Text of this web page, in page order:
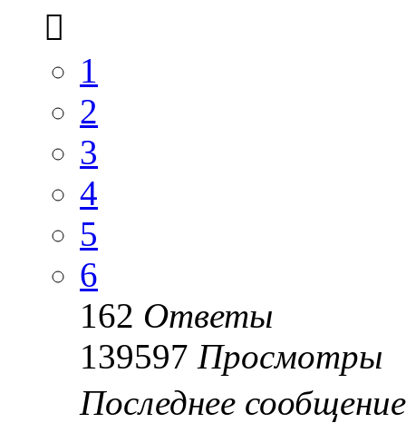
1
2
3
4
5
6
162 Ответы
139597 Просмотры
Последнее